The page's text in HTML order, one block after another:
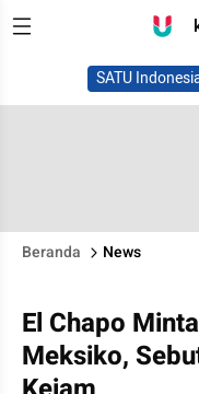
SATU
Beranda News
El Chapo
Meksiko,